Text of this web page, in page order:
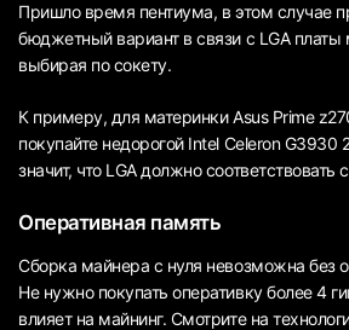
Пришло время пентиума, в этом случае
бюджетный вариант в связи с LGA платы
выбирая по сокету.
К примеру, для материнки Asus Prime
покупайте недорогой Intel Celeron G3930
значит, что LGA должно соответствовать
Оперативная память
Сборка майнера с нуля невозможна без
Не нужно покупать оперативку более 4
влияет на майнинг. Смотрите на